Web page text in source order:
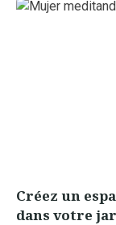
Créez un
dans votre